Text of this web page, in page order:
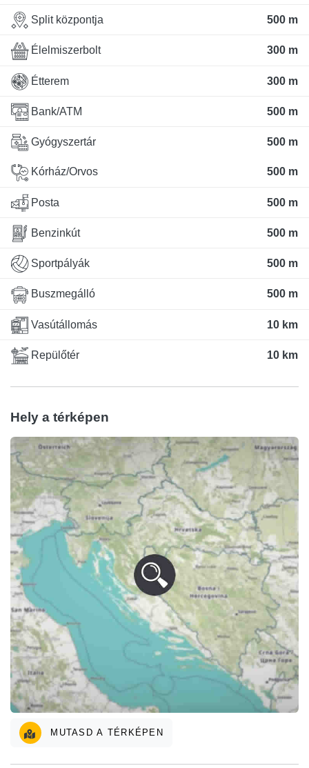
Split központja 500 m
Élelmiszerbolt 300 m
Étterem 300 m
Bank/ATM 500 m
Gyógyszertár 500 m
Kórház/Orvos 500 m
Posta 500 m
Benzinkút 500 m
Sportpályák 500 m
Buszmegálló 500 m
Vasútállomás 10 km
Repülőtér 10 km
Hely a térképen
MUTASD A TÉRKÉPEN